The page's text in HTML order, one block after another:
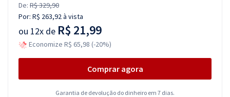
De: R$ 329,90
Por: R$ 263,92à vista
ou 12x de R$ 21,99
Economize R$ 65,98 (-20%)
Comprar agora
Garantia de devolução do dinheiro em 7 dias.